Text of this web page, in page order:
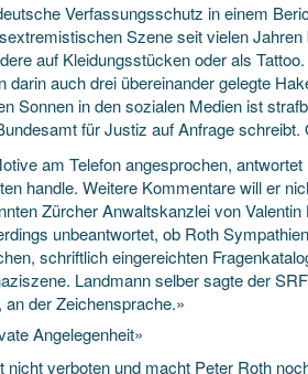
Verfassungsschutz in einem
Szene seit vielen
auf Kleidungsstücken oder als
darin auch drei übereinander gelegte
Sonnen in den sozialen Medien ist
für Justiz auf Anfrage
am Telefon angesprochen,
handle. Weitere Kommentare will er
Zürcher Anwaltskanzlei von
unbeantwortet, ob Roth
schriftlich eingereichten
Landmann selber sagte der
an der Zeichensprache.»
Angelegenheit»
nicht verboten und macht Peter Roth